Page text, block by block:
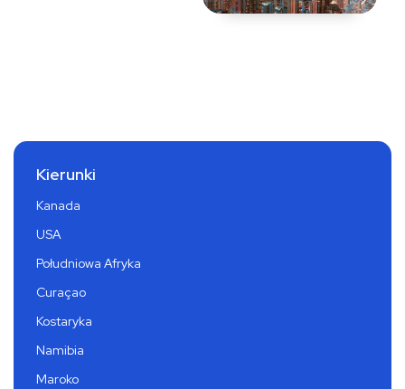
Kierunki
Kanada
USA
Południowa Afryka
Curaçao
Kostaryka
Namibia
Maroko